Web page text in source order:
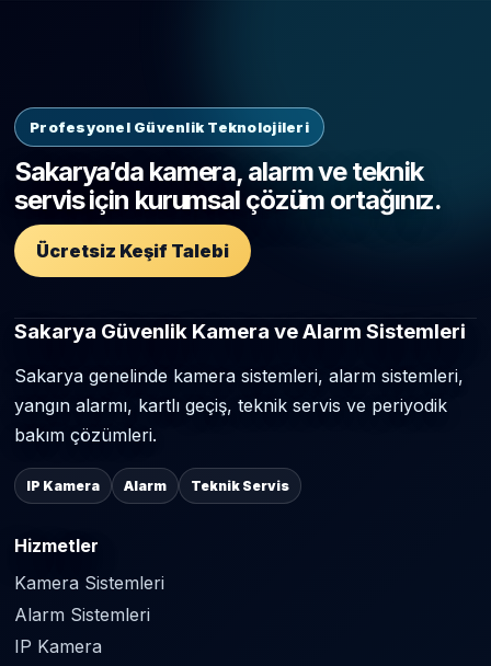
Profesyonel Güvenlik Teknolojileri
Sakarya’da kamera, alarm ve teknik
servis için kurumsal çözüm ortağınız.
Ücretsiz Keşif Talebi
Sakarya Güvenlik Kamera ve Alarm Sistemleri
Sakarya genelinde kamera sistemleri, alarm sistemleri,
yangın alarmı, kartlı geçiş, teknik servis ve periyodik
bakım çözümleri.
IP Kamera Alarm Teknik Servis
Hizmetler
Kamera Sistemleri
Alarm Sistemleri
IP Kamera